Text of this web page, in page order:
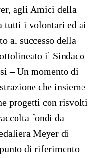
agli Amici della
tutti i volontari ed ai
al successo della
il Sindaco
– Un momento di
che insieme
progetti con risvolti
fondi da
Meyer di
di riferimento